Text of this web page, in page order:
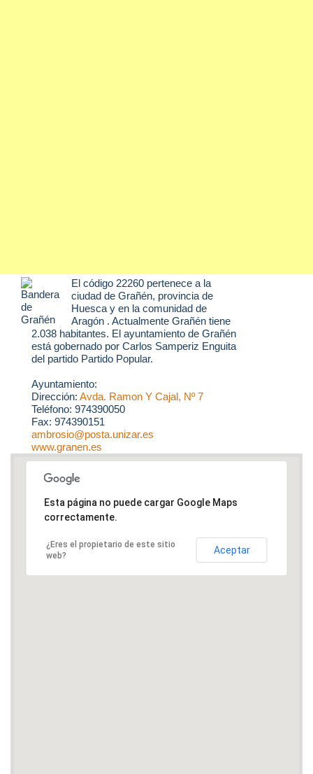
El código 22260 pertenece a la
ciudad de Grañén, provincia de
Huesca y en la comunidad de
Aragón . Actualmente Grañén tiene
2.038 habitantes. El ayuntamiento de Grañén
está gobernado por Carlos Samperiz Enguita
del partido Partido Popular.
Ayuntamiento:
Dirección: Avda. Ramon Y Cajal, Nº 7
Teléfono: 974390050
Fax: 974390151
ambrosio@posta.unizar.es
www.granen.es
Esta página no puede cargar Google Maps
correctamente.
¿Eres el propietario de este sitio
web?
Aceptar